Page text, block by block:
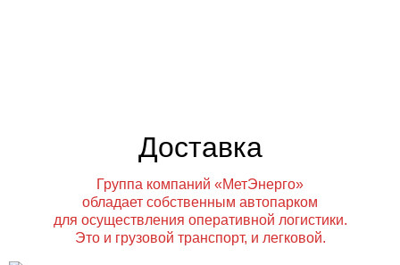
Доставка
Группа компаний «МетЭнерго»
обладает собственным автопарком
для осуществления оперативной логистики.
Это и грузовой транспорт, и легковой.